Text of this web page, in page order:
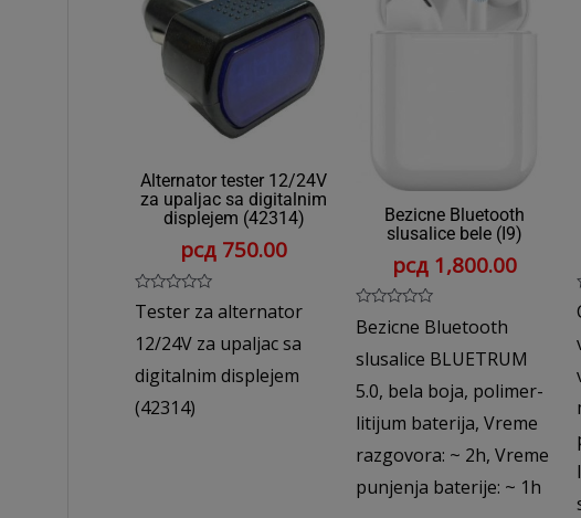
Alternator tester 12/24V
za upaljac sa digitalnim
displejem (42314)
рсд 750.00
Rated
0
of
Tester za alternator
12/24V za upaljac sa
digitalnim displejem
(42314)
Bezicne Bluetooth
slusalice bele (I9)
рсд 1,800.00
Rated
0
of
Bezicne Bluetooth
slusalice BLUETRUM
5.0, bela boja, polimer-
litijum baterija, Vreme
razgovora: ~ 2h, Vreme
punjenja baterije: ~ 1h